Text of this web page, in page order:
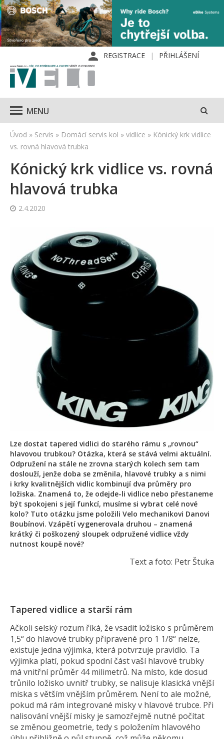
REGISTRACE PŘIHLÁŠENÍ
MENU
Úvod » Servis » Domácí servis kol » vidlice » Kónický krk vidlice
vs. rovná hlavová trubka
Kónický krk vidlice vs. rovná
hlavová trubka
2.4.2020
Lze dostat tapered vidlici do starého rámu s „rovnou“
hlavovou trubkou? Otázka, která se stává velmi aktuální.
Odpružení na stále ne zrovna starých kolech sem tam
doslouží, jenže doba se změnila, hlavové trubky a s nimi
i krky kvalitnějších vidlic kombinují dva průměry pro
ložiska. Znamená to, že odejde-li vidlice nebo přestaneme
být spokojeni s její funkcí, musíme si vybrat celé nové
kolo? Tuto otázku jsme položili Velo mechanikovi Danovi
Boubínovi. Vzápětí vygenerovala druhou – znamená
krátký či poškozený sloupek odpružené vidlice vždy
nutnost koupě nové?
Text a foto: Petr Štuka
Tapered vidlice a starší rám
Ačkoli selský rozum říká, že vsadit ložisko s průměrem
1,5“ do hlavové trubky připravené pro 1 1/8“ nelze,
existuje jedna výjimka, která potvrzuje pravidlo. Ta
výjimka platí, pokud spodní část vaší hlavové trubky
má vnitřní průměr 44 milimetrů. Na místo, kde dosud
trůnilo ložisko uvnitř trubky, se nalisuje klasická vnější
miska s větším vnějším průměrem. Není to ale možné,
pokud má rám integrované misky v hlavové trubce. Při
nalisování vnější misky je samozřejmě nutné počítat
se změnou geometrie, tedy s položením hlavového